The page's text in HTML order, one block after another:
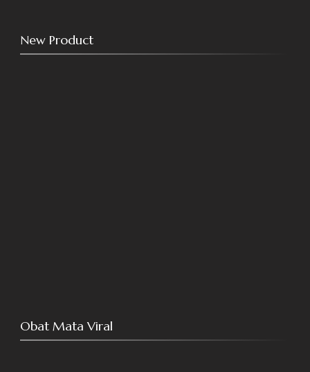
New Product
Obat Mata Viral